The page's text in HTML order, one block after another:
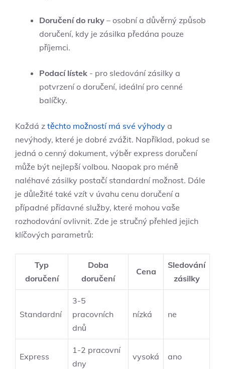
Doručení⁣ do ruky – osobní⁢ a důvěrný způsob
doručení, kdy je zásilka předána pouze
příjemci.
Podací‍ lístek ‌- pro sledování ⁢zásilky a
potvrzení o doručení, ideální​ pro cenné
balíčky.
Každá z ⁢ těchto možností má své ⁤výhody a
nevýhody, které ​je dobré zvážit. Například, pokud se
​jedná‍ o cenný dokument, výběr express ‌doručení
může⁣ být nejlepší volbou.⁣ Naopak pro méně
naléhavé zásilky postačí standardní možnost. ⁣Dále
je důležité také vzít⁤ v‍ úvahu cenu doručení a‍
případné přídavné⁢ služby, které mohou vaše
rozhodování ovlivnit. Zde je​ stručný​ přehled jejich
klíčových parametrů:
Typ
doručení
Doba
⁣doručení
Cena
Sledování
zásilky
Standardní
3-5
‍pracovních
‍dnů
nízká ne
Express
1-2 pracovní ​
dny
vysoká ano